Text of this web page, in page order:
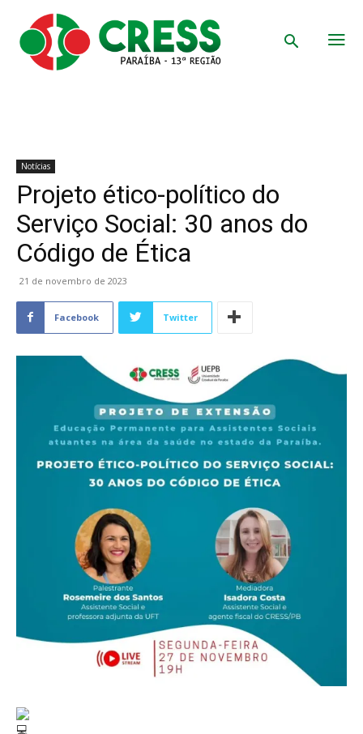
Notícias
Projeto ético-político do
Serviço Social: 30 anos do
Código de Ética
21 de novembro de 2023
Facebook Twitter